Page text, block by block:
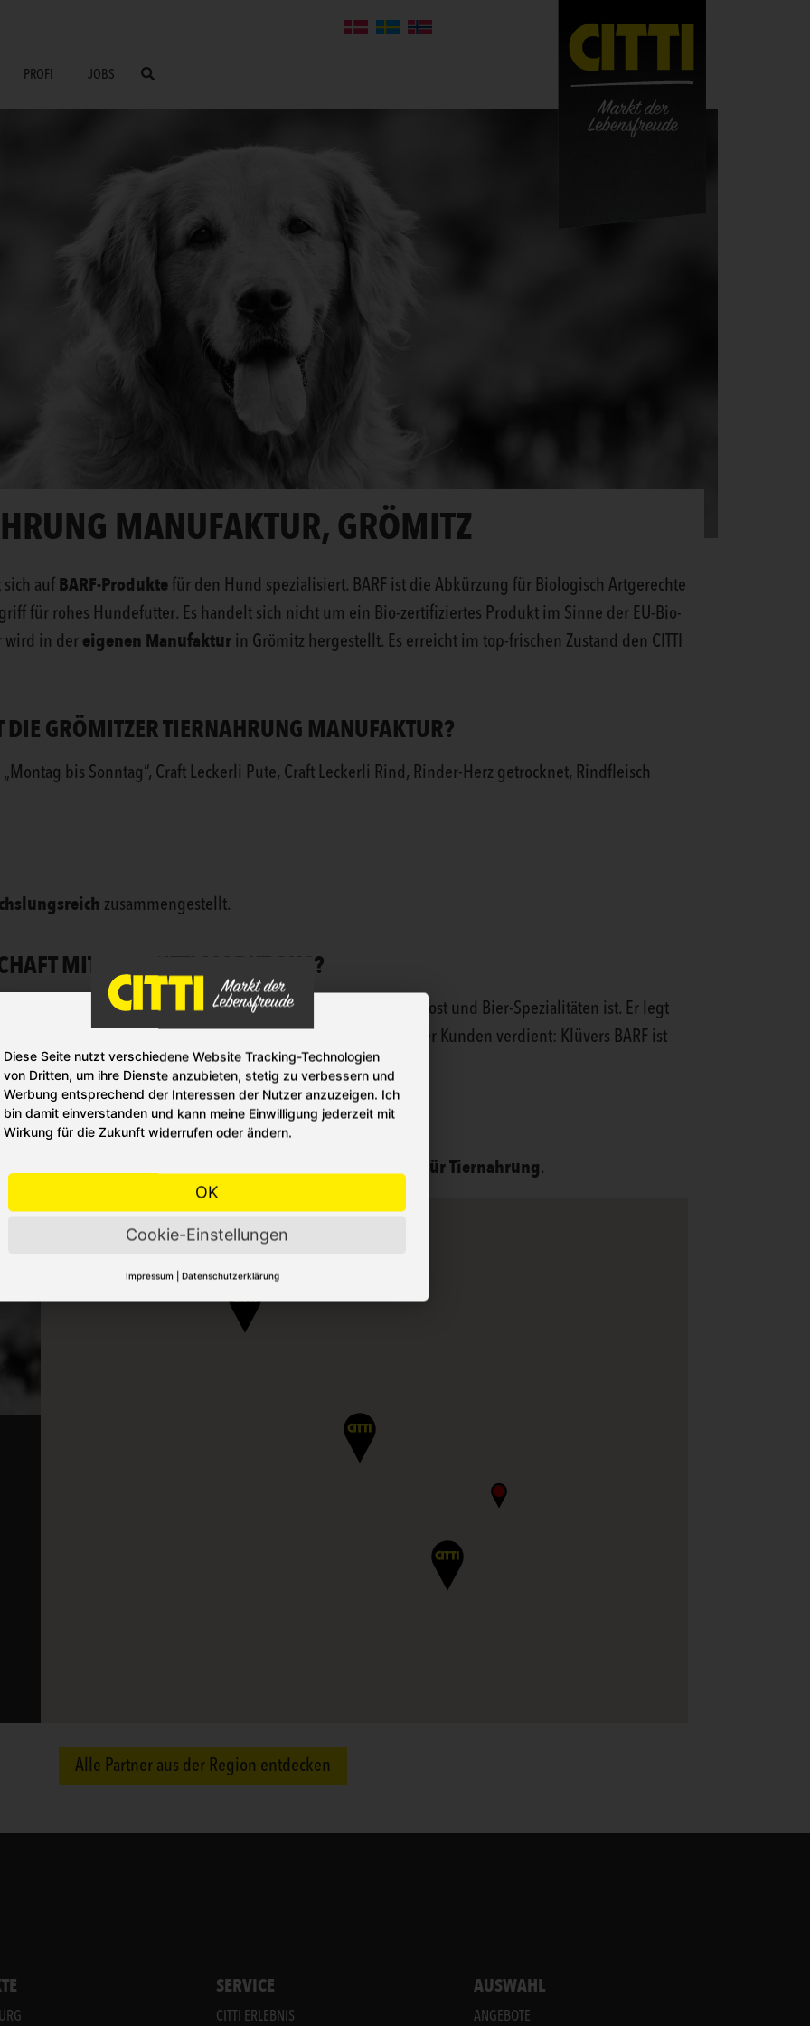
PROFI JOBS
MANUFAKTUR, GRÖMITZ
auf BARF-Produkte für den Hund spezialisiert. BARF ist die Abkürzung für Biologisch Artgerechte
für rohes Hundefutter. Es handelt sich nicht um ein Bio-zertifiziertes Produkt im Sinne der EU-Bio-
wird in der eigenen Manufaktur in Grömitz hergestellt. Es erreicht im top-frischen Zustand den CITTI
DIE GRÖMITZER TIERNAHRUNG MANUFAKTUR?
bis Sonntag“, Craft Leckerli Pute, Craft Leckerli Rind, Rinder-Herz getrocknet, Rindfleisch
zusammengestellt.
MIT DEM CITTI MARKT AUS?
Olaf Klüver, der auch unser langjähriger Partner für Feinkost und Bier-Spezialitäten ist. Er legt
Qualitäts-Leckerbissen haben sich auch die Hunde unserer Kunden verdient: Klüvers BARF ist
IM CITTI MARKT?
finden Sie in Ihrem CITTI Markt in Kiel in derAbteilung für Tiernahrung.
Alle Partner aus der Region entdecken
SERVICE
CITTI ERLEBNIS
AUSWAHL
ANGEBOTE
Diese Seite nutzt verschiedene Website Tracking-Technologien
von Dritten, um ihre Dienste anzubieten, stetig zu verbessern und
Werbung entsprechend der Interessen der Nutzer anzuzeigen. Ich
bin damit einverstanden und kann meine Einwilligung jederzeit mit
Wirkung für die Zukunft widerrufen oder ändern.
OK
Cookie-Einstellungen
Impressum | Datenschutzerklärung